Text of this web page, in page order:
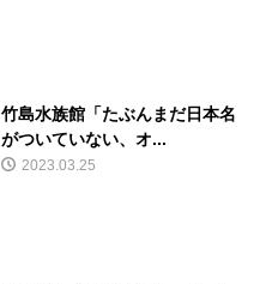
竹島水族館「たぶんまだ日本名
がついていない、オ...
2023.03.25